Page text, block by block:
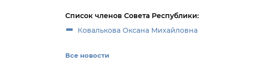
Список членов Совета Республики:
Ковалькова Оксана Михайловна
Все новости